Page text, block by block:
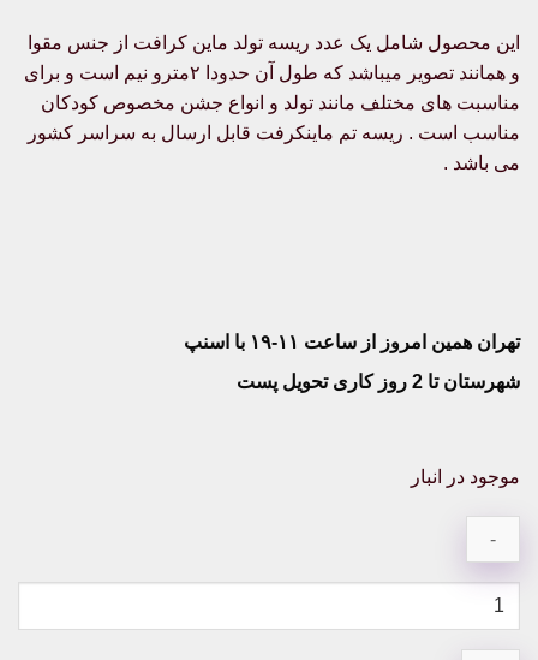
این محصول شامل یک عدد ریسه تولد ماین کرافت از جنس مقوا
و همانند تصویر میباشد که طول آن حدودا ۲مترو نیم است و برای
مناسبت های مختلف مانند تولد و انواع جشن مخصوص کودکان
مناسب است . ریسه تم ماینکرفت قابل ارسال به سراسر کشور
می باشد .
تهران همین امروز از ساعت ۱۱-۱۹ با اسنپ
شهرستان تا 2 روز کاری تحویل پست
موجود در انبار
ریسه
ماین